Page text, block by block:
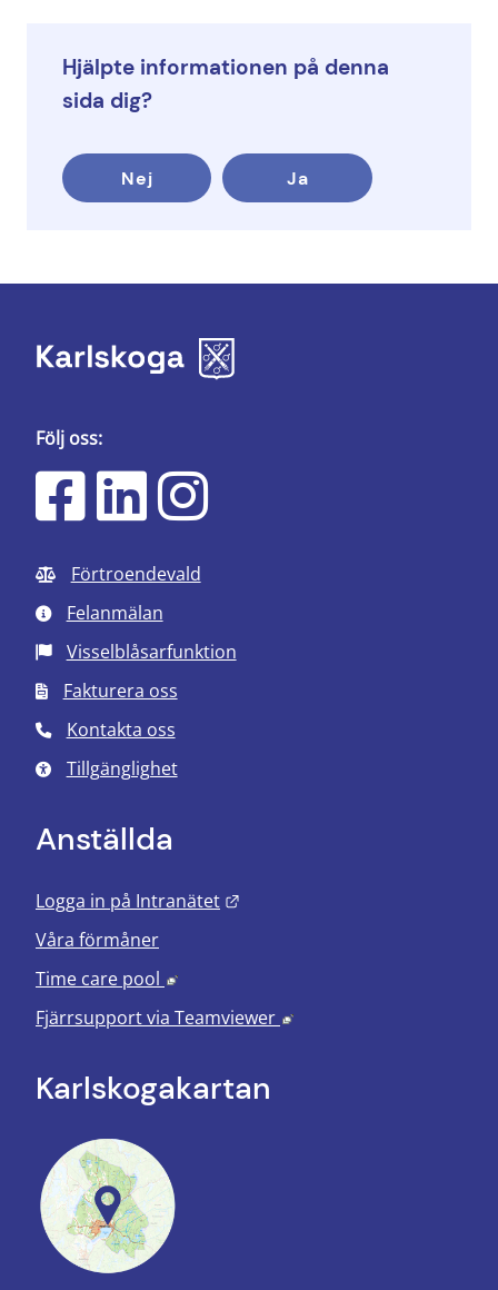
Hjälpte informationen på denna
sida dig?
Nej Ja
Följ oss:
Förtroendevald
Felanmälan
Visselblåsarfunktion
Fakturera oss
Kontakta oss
Tillgänglighet
Anställda
Logga in på Intranätet
Våra förmåner
Time care pool
Länk till annan webbplats, öppnas i
Fjärrsupport via Teamviewer Länk till annan
Karlskoga­kartan